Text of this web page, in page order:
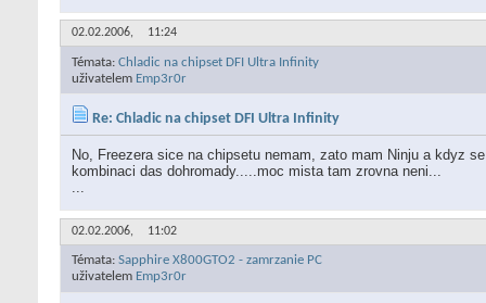
02.02.2006, 11:24
Témata: Chladic na chipset DFI Ultra Infinity
uživatelem Emp3r0r
Re: Chladic na chipset DFI Ultra Infinity
No, Freezera sice na chipsetu nemam, zato mam Ninju a kdyz
kombinaci das dohromady.....moc mista tam zrovna neni...
...
02.02.2006, 11:02
Témata: Sapphire X800GTO2 - zamrzanie PC
uživatelem Emp3r0r